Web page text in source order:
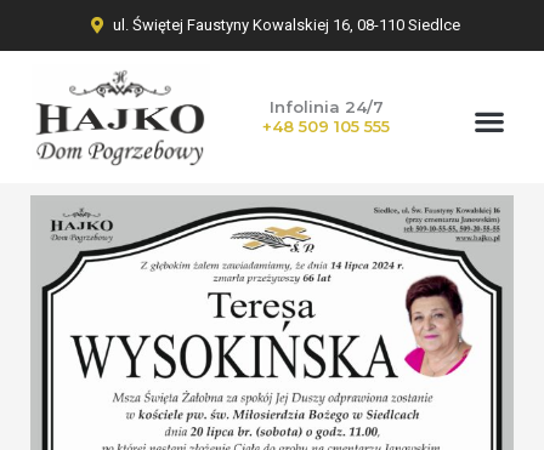
ul. Świętej Faustyny Kowalskiej 16, 08-110 Siedlce
Infolinia 24/7
+48 509 105 555